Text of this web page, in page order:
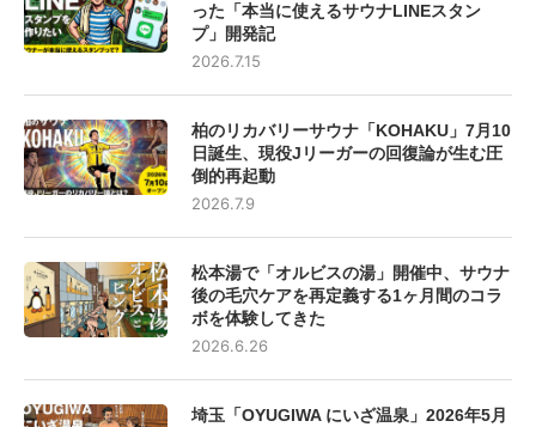
った「本当に使えるサウナLINEスタン
プ」開発記
2026.7.15
柏のリカバリーサウナ「KOHAKU」7月10
日誕生、現役Jリーガーの回復論が生む圧
倒的再起動
2026.7.9
松本湯で「オルビスの湯」開催中、サウナ
後の毛穴ケアを再定義する1ヶ月間のコラ
ボを体験してきた
2026.6.26
埼玉「OYUGIWA にいざ温泉」2026年5月